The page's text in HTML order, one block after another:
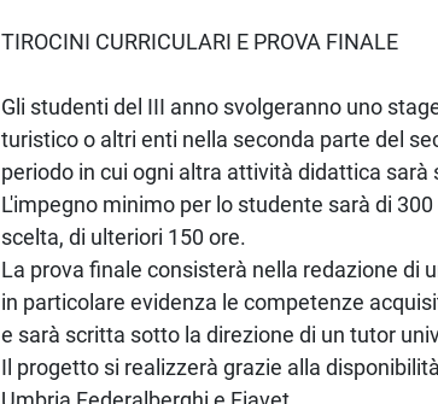
TIROCINI CURRICULARI E PROVA FINALE
Gli studenti del III anno svolgeranno uno
turistico o altri enti nella seconda parte del
periodo in cui ogni altra attività didattica sarà
L'impegno minimo per lo studente sarà di
scelta, di ulteriori 150 ore.
La prova finale consisterà nella redazione di
in particolare evidenza le competenze
e sarà scritta sotto la direzione di un tutor
Il progetto si realizzerà grazie alla